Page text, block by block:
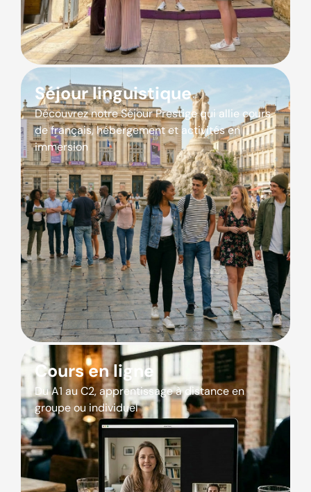
Séjour linguistique
Découvrez notre Séjour Prestige qui allie cours
de français, hébergement et activités en
immersion
Cours en ligne
Du A1 au C2, apprentissage à distance en
groupe ou individuel